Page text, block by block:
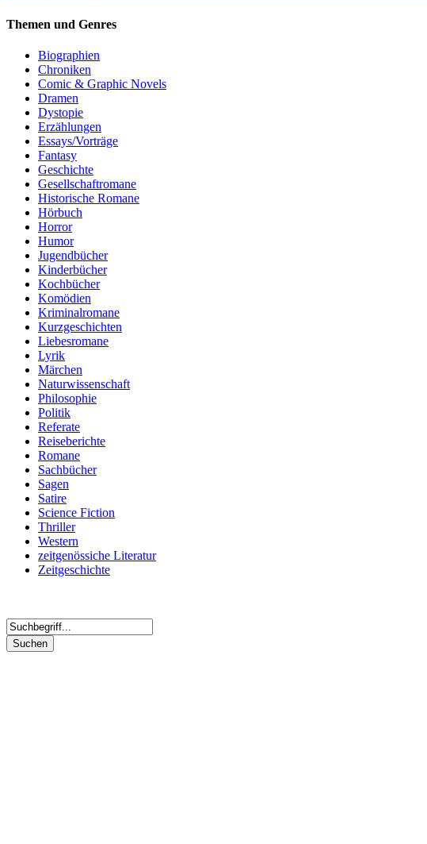
Themen und Genres
Biographien
Chroniken
Comic & Graphic Novels
Dramen
Dystopie
Erzählungen
Essays/Vorträge
Fantasy
Geschichte
Gesellschaftromane
Historische Romane
Hörbuch
Horror
Humor
Jugendbücher
Kinderbücher
Kochbücher
Komödien
Kriminalromane
Kurzgeschichten
Liebesromane
Lyrik
Märchen
Naturwissenschaft
Philosophie
Politik
Referate
Reiseberichte
Romane
Sachbücher
Sagen
Satire
Science Fiction
Thriller
Western
zeitgenössiche Literatur
Zeitgeschichte